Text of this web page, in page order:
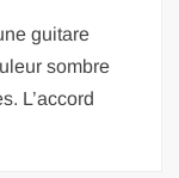
guitare
sombre
L’accord